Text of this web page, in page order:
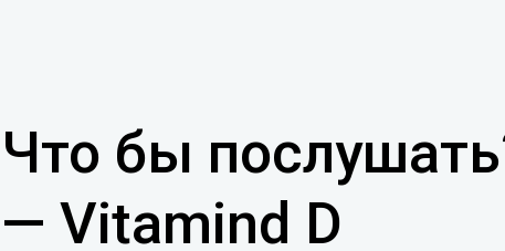
Что бы
— Vitamind D